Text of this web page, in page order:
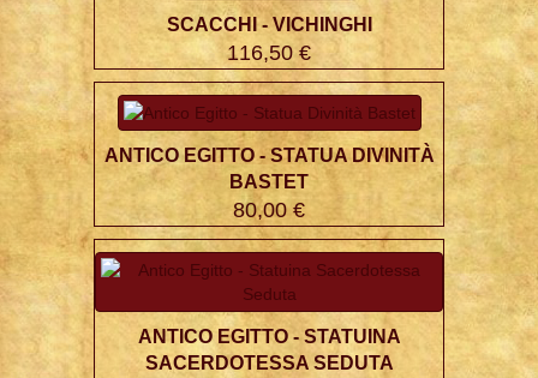
SCACCHI - VICHINGHI
116,50 €
ANTICO EGITTO - STATUA DIVINITÀ
BASTET
80,00 €
ANTICO EGITTO - STATUINA
SACERDOTESSA SEDUTA